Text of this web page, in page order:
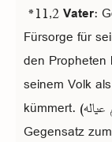
*11,2Vater:
Fürsorge für
den
seinem Volk
kümmert. (أي أن الله هو وليهم وربهم الرحمن وهم عياله). Im